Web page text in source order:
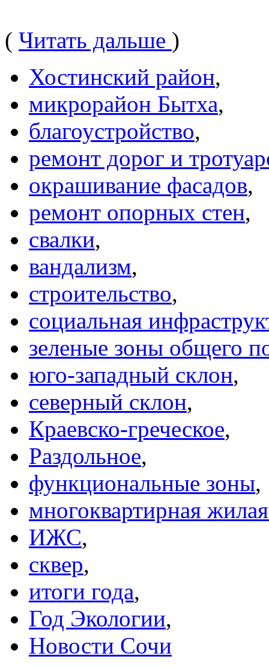
( Читать дальше )
Хостинский район,
микрорайон Бытха,
благоустройство,
ремонт дорог и
окрашивание фасадов,
ремонт опорных стен,
свалки,
вандализм,
строительство,
социальная
зеленые зоны общего
юго-западный склон,
северный склон,
Краевско-греческое,
Раздольное,
функциональные зоны,
многоквартирная
ИЖС,
сквер,
итоги года,
Год Экологии,
Новости Сочи